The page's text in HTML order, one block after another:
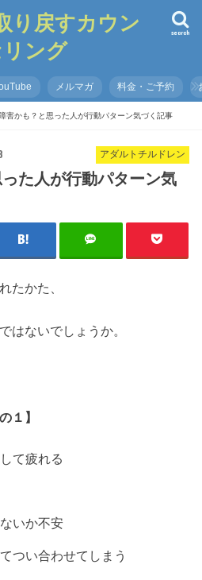
り戻すカウン
ング
search
メルマガ 料金・ご予約
害かも？と思った人が行動パターン気づく記事
アダルトチルドレン
た人が行動パターン気
たかた、
はないでしょうか。
１】
て疲れる
いか不安
つい合わせてしまう